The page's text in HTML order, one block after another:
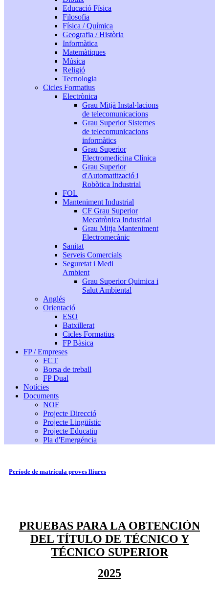
Educació Física
Filosofia
Física / Química
Geografia / Història
Informàtica
Matemàtiques
Música
Religió
Tecnologia
Cicles Formatius
Electrònica
Grau Mitjà Instal·lacions
de telecomunicacions
Grau Superior Sistemes
de telecomunicacions
informàtics
Grau Superior
Electromedicina Clínica
Grau Superior
d'Automatització i
Robòtica Industrial
FOL
Manteniment Industrial
CF Grau Superior
Mecatrònica Industrial
Grau Mitja Manteniment
Electromecànic
Sanitat
Serveis Comercials
Seguretat i Medi
Ambient
Grau Superior Quimica i
Salut Ambiental
Anglés
Orientació
ESO
Batxillerat
Cicles Formatius
FP Bàsica
FP / Empreses
FCT
Borsa de treball
FP Dual
Notícies
Documents
NOF
Projecte Direcció
Projecte Lingüístic
Projecte Educatiu
Pla d'Emergéncia
Període de matrícula proves lliures
PRUEBAS PARA LA OBTENCIÓN
DEL TÍTULO DE TÉCNICO Y
TÉCNICO SUPERIOR
2025